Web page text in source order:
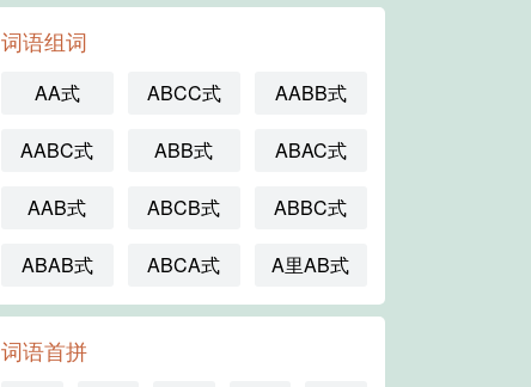
词语组词
AA式 ABCC式 AABB式
AABC式 ABB式 ABAC式
AAB式 ABCB式 ABBC式
ABAB式 ABCA式 A里AB式
词语首拼